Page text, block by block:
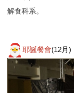
解食科系。
耶誕餐會(12月)